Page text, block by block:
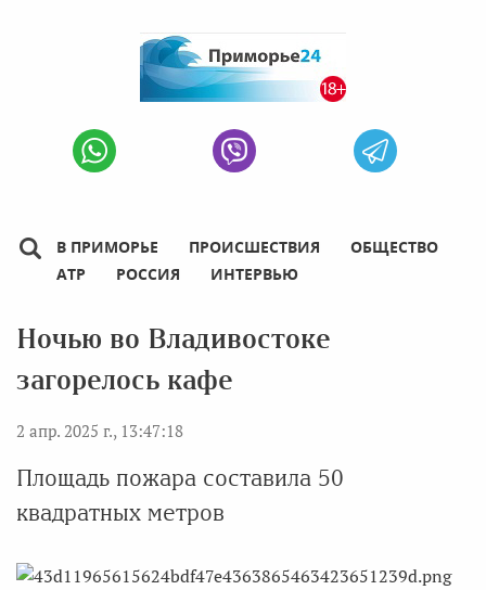
В ПРИМОРЬЕ ПРОИСШЕСТВИЯ
ОБЩЕСТВО
АТР
РОССИЯ ИНТЕРВЬЮ
Ночью во Владивостоке
загорелось кафе
2 апр. 2025 г., 13:47:18
Площадь пожара составила 50
квадратных метров